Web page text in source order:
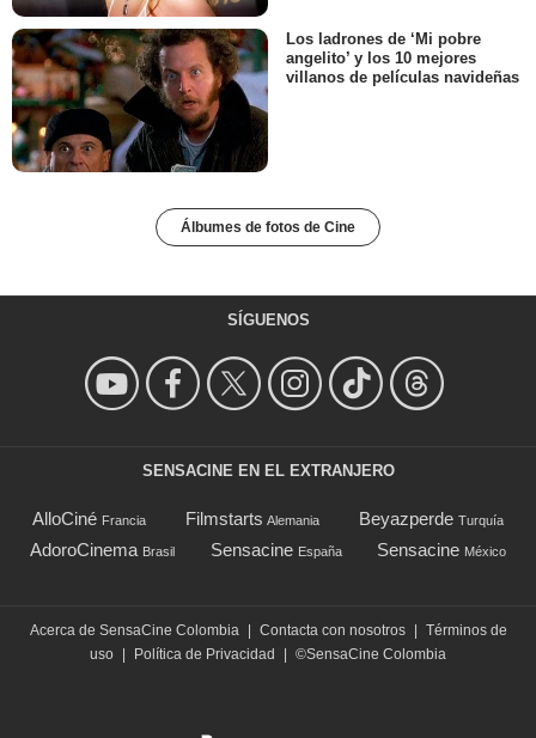
Los ladrones de ‘Mi pobre
angelito’ y los 10 mejores
villanos de películas navideñas
Álbumes de fotos de Cine
SÍGUENOS
SENSACINE EN EL EXTRANJERO
AlloCiné Francia Filmstarts Alemania Beyazperde Turquía
AdoroCinema Brasil Sensacine España Sensacine México
Acerca de SensaCine Colombia Contacta con nosotros
Términos de
uso
Política de Privacidad ©SensaCine Colombia